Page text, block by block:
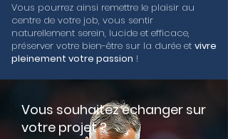
Vous pourrez ainsi remettre le plaisir au
centre de votre job, vous sentir
naturellement serein, lucide et efficace,
préserver votre bien-être sur la durée et vivre
pleinement votre passion !
Vous souhaitez échanger sur
votre projet ?